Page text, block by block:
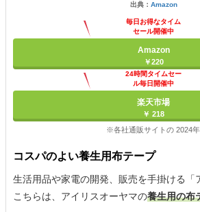
出典： Amazon
毎日お得なタイム
セール開催中
Amazon
￥220
24時間タイムセー
ル毎日開催中
楽天市場
￥ 218
※各社通販サイトの 2024
コスパのよい養生用布テープ
生活用品や家電の開発、販売を手掛ける「
こちらは、アイリスオーヤマの養生用の布